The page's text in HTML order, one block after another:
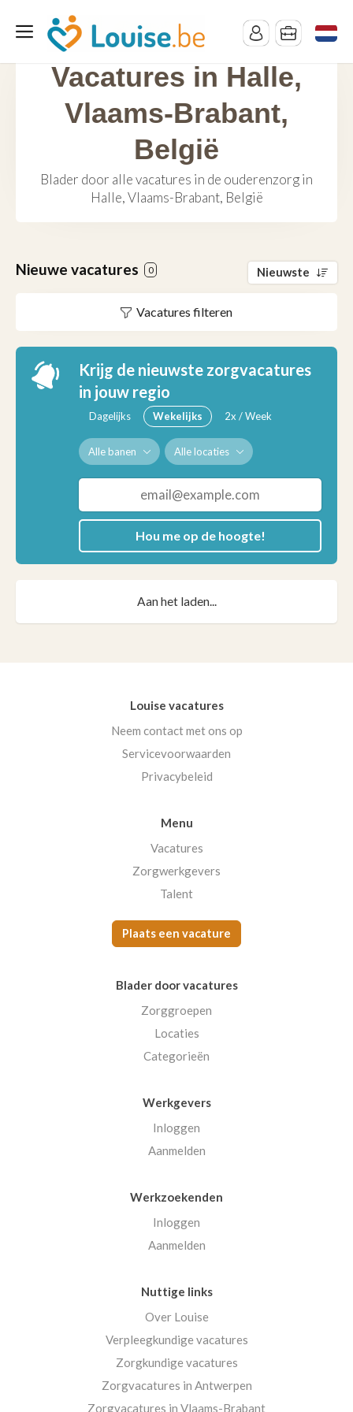
Vacatures in Halle,
Vlaams-Brabant,
België
Blader door alle vacatures in de ouderenzorg in
Halle, Vlaams-Brabant, België
Nieuwe vacatures 0 Nieuwste
Vacatures filteren
Krijg de nieuwste zorgvacatures
in jouw regio
Dagelijks Wekelijks 2x / Week
Alle banen Alle locaties
Hou me op de hoogte!
Aan het laden...
Louise vacatures
Neem contact met ons op
Servicevoorwaarden
Privacybeleid
Menu
Vacatures
Zorgwerkgevers
Talent
Plaats een vacature
Blader door vacatures
Zorggroepen
Locaties
Categorieën
Werkgevers
Inloggen
Aanmelden
Werkzoekenden
Inloggen
Aanmelden
Nuttige links
Over Louise
Verpleegkundige vacatures
Zorgkundige vacatures
Zorgvacatures in Antwerpen
Zorgvacatures in Vlaams-Brabant